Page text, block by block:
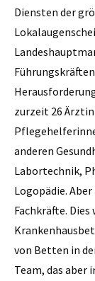
Diensten der
zurzeit 26
anderen
Labortechnik,
Logopädie.
Fachkräfte.
von Betten in
Team, das aber